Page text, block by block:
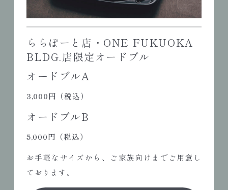
ららぽーと店・ONE FUKUOKA
BLDG.店限定オードブル
オードブルA
3,000円（税込）
オードブルB
5,000円（税込）
お手軽なサイズから、ご家族向けまでご用意し
ております。